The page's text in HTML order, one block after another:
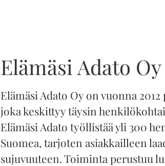
Elämäsi Adato
Elämäsi Adato Oy on vuonna
joka keskittyy täysin
Elämäsi Adato työllistää yli 300
Suomea, tarjoten asiakkailleen
sujuvuuteen. Toiminta perustuu